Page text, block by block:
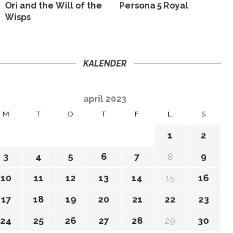
Ori and the Will of the
Wisps
Persona 5 Royal
KALENDER
april 2023
M T O T F L S
1
2
3
4 5 6 7 8
9
10
11 12 13 14 15
16
17
18 19 20 21 22
23
24
25 26 27 28 29 30